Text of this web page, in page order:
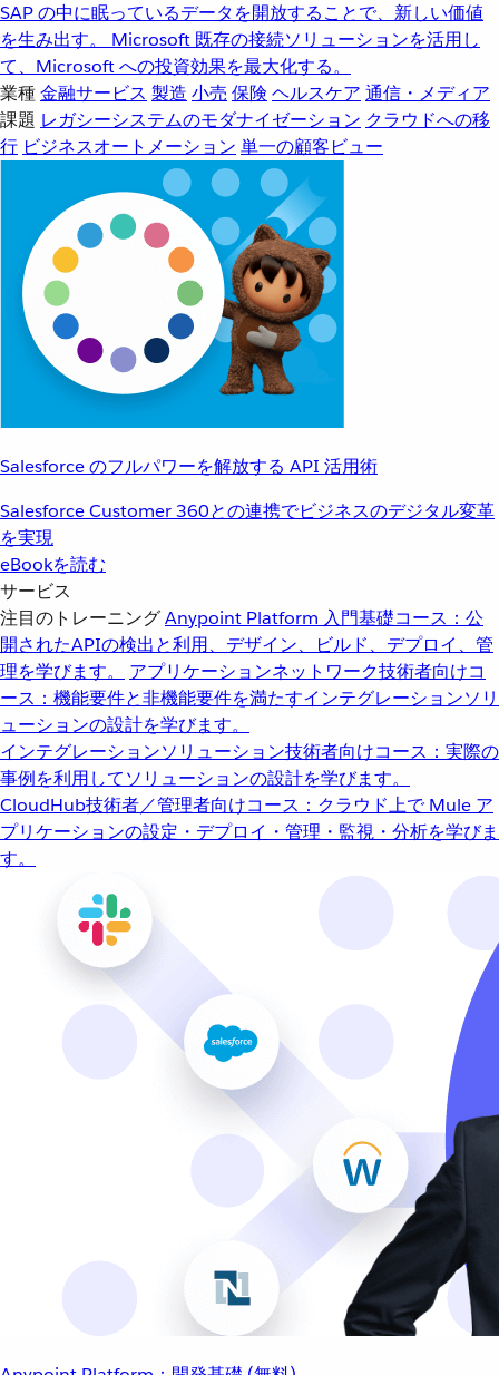
SAP の中に眠っているデータを開放することで、新しい価値
を生み出す。
Microsoft 既存の接続ソリューションを活用し
て、Microsoft への投資効果を最大化する。
業種金融サービス 製造 小売 保険 ヘルスケア 通信・メディア
課題 レガシーシステムのモダナイゼーション クラウドへの移
行 ビジネスオートメーション 単一の顧客ビュー
Salesforce のフルパワーを解放する API 活用術
Salesforce Customer 360との連携でビジネスのデジタル変革
を実現
eBookを読む
サービス
注目のトレーニングAnypoint Platform 入門基礎コース：公
開されたAPIの検出と利用、デザイン、ビルド、デプロイ、管
理を学びます。
アプリケーションネットワーク技術者向けコ
ース：機能要件と非機能要件を満たすインテグレーションソリ
ューションの設計を学びます。
インテグレーションソリューション技術者向けコース：実際の
事例を利用してソリューションの設計を学びます。
CloudHub技術者／管理者向けコース：クラウド上で Mule ア
プリケーションの設定・デプロイ・管理・監視・分析を学びま
す。